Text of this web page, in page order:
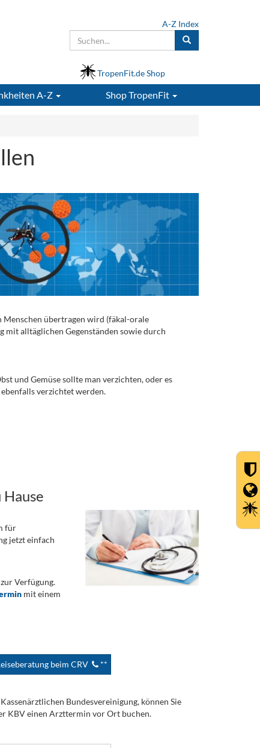
A-Z Index
TropenFit.de Shop
A-Z ShopTropenFit
übertragen wird (fäkal-orale
mit alltäglichen Gegenständen sowie durch
und Gemüse sollte man verzichten, oder es
verzichtet werden.
für
jetzt einfach
Verfügung.
mit einem
beim CRV **
Bundesvereinigung, können Sie
KBV einen Arzttermin vor Ort buchen.